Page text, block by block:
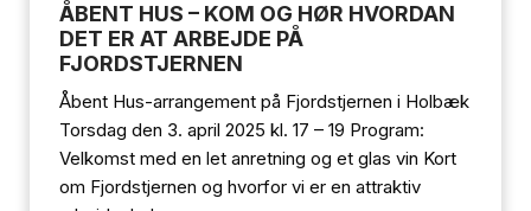
ÅBENT HUS – KOM OG HØR HVORDAN
DET ER AT ARBEJDE PÅ
FJORDSTJERNEN
Åbent Hus-arrangement på Fjordstjernen i Holbæk
Torsdag den 3. april 2025 kl. 17 – 19 Program:
Velkomst med en let anretning og et glas vin Kort
om Fjordstjernen og hvorfor vi er en attraktiv